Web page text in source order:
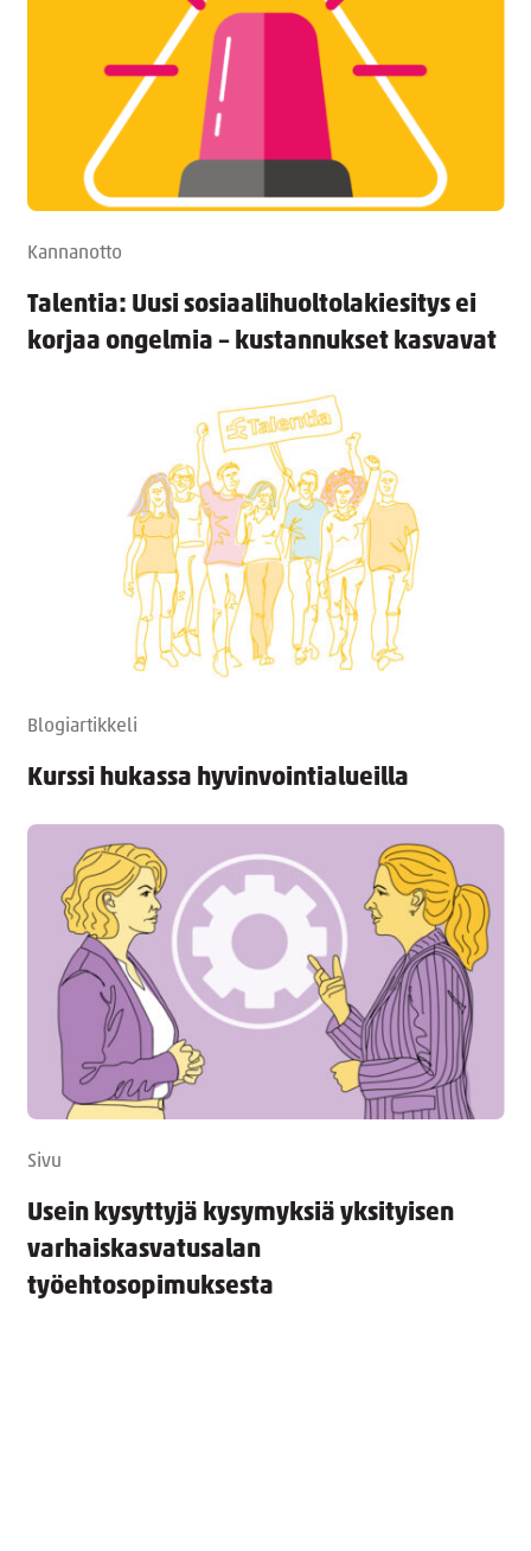
Kannanotto
Talentia: Uusi sosiaalihuoltolakiesitys ei
korjaa ongelmia – kustannukset kasvavat
Blogiartikkeli
Kurssi hukassa hyvinvointialueilla
Sivu
Usein kysyttyjä kysymyksiä yksityisen
varhaiskasvatusalan
työehtosopimuksesta